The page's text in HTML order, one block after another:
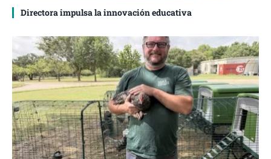
Directora impulsa la innovación educativa